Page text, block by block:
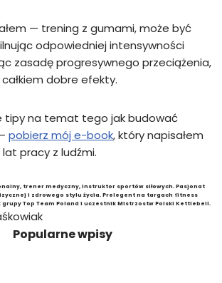
— trening z gumami, może być
odpowiedniej intensywności
zasadę progresywnego przeciążenia,
dobre efekty.
tipy na temat tego jak budować
pobierz mój e-book, który napisałem
pracy z ludźmi.
trener medyczny, instruktor sportów siłowych. Pasjonat
i zdrowego stylu życia. Prelegent na targach fitness
grupy Top Team Poland i uczestnik Mistrzostw Polski Kettlebell.
Popularne wpisy